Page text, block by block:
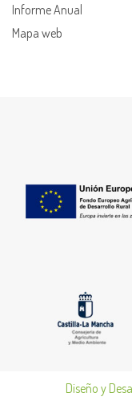
Informe Anual
Mapa web
Diseño y